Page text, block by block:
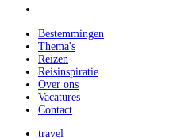
Bestemmingen
Thema's
Reizen
Reisinspiratie
Over ons
Vacatures
Contact
travel